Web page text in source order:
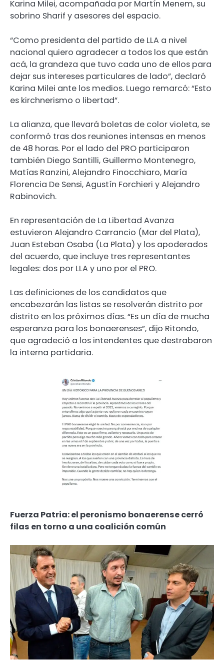
Karina Milei, acompañada por Martín Menem, su
sobrino Sharif y asesores del espacio.
“Como presidenta del partido de LLA a nivel
nacional quiero agradecer a todos los que están
acá, la grandeza que tuvo cada uno de ellos para
dejar sus intereses particulares de lado”, declaró
Karina Milei ante los medios. Luego remarcó: “Esto
es kirchnerismo o libertad”.
La alianza, que llevará boletas de color violeta, se
conformó tras dos reuniones intensas en menos
de 48 horas. Por el lado del PRO participaron
también Diego Santilli, Guillermo Montenegro,
Matías Ranzini, Alejandro Finocchiaro, María
Florencia De Sensi, Agustín Forchieri y Alejandro
Rabinovich.
En representación de La Libertad Avanza
estuvieron Alejandro Carrancio (Mar del Plata),
Juan Esteban Osaba (La Plata) y los apoderados
del acuerdo, que incluye tres representantes
legales: dos por LLA y uno por el PRO.
Las definiciones de los candidatos que
encabezarán las listas se resolverán distrito por
distrito en los próximos días. “Es un día de mucha
esperanza para los bonaerenses”, dijo Ritondo,
que agradeció a los intendentes que destrabaron
la interna partidaria.
Fuerza Patria: el peronismo bonaerense cerró
filas en torno a una coalición común